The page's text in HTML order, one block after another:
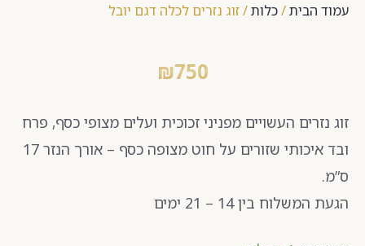
עמוד הבית/כלות/ זוג נזרים לכלה דגם יובל
₪750
זוג נזרים העשויים מפניני זכוכית ועלים מצופי כסף, פרח
ובד איכותי שזורים על חוט מצופה כסף – אורך הנזר 17
ס”מ.
הגעת המשלוח בין 14 – 21 ימים